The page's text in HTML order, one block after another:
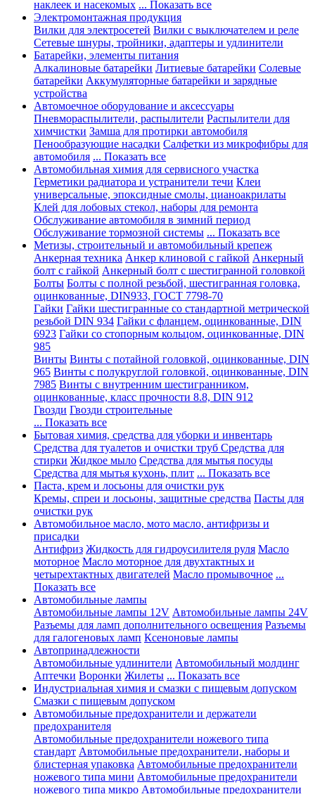
наклеек и насекомых ... Показать все
Электромонтажная продукция
Вилки для электросетей Вилки с выключателем и реле
Сетевые шнуры, тройники, адаптеры и удлинители
Батарейки, элементы питания
Алкалиновые батарейки Литиевые батарейки Солевые
батарейки Аккумуляторные батарейки и зарядные
устройства
Автомоечное оборудование и аксессуары
Пневмораспылители, распылители Распылители для
химчистки Замша для протирки автомобиля
Пенообразующие насадки Салфетки из микрофибры для
автомобиля ... Показать все
Автомобильная химия для сервисного участка
Герметики радиатора и устранители течи Клеи
универсальные, эпоксидные смолы, цианоакрилаты
Клей для лобовых стекол, наборы для ремонта
Обслуживание автомобиля в зимний период
Обслуживание тормозной системы ... Показать все
Метизы, строительный и автомобильный крепеж
Анкерная техника Анкер клиновой с гайкой Анкерный
болт с гайкой Анкерный болт с шестигранной головкой
Болты Болты с полной резьбой, шестигранная головка,
оцинкованные, DIN933, ГОСТ 7798-70
Гайки Гайки шестигранные со стандартной метрической
резьбой DIN 934 Гайки с фланцем, оцинкованные, DIN
6923 Гайки со стопорным кольцом, оцинкованные, DIN
985
Винты Винты с потайной головкой, оцинкованные, DIN
965 Винты с полукруглой головкой, оцинкованные, DIN
7985 Винты с внутренним шестигранником,
оцинкованные, класс прочности 8.8, DIN 912
Гвозди Гвозди строительные
... Показать все
Бытовая химия, средства для уборки и инвентарь
Средства для туалетов и очистки труб Средства для
стирки Жидкое мыло Средства для мытья посуды
Средства для мытья кухонь, плит ... Показать все
Паста, крем и лосьоны для очистки рук
Кремы, спреи и лосьоны, защитные средства Пасты для
очистки рук
Автомобильное масло, мото масло, антифризы и
присадки
Антифриз Жидкость для гидроусилителя руля Масло
моторное Масло моторное для двухтактных и
четырехтактных двигателей Масло промывочное ...
Показать все
Автомобильные лампы
Автомобильные лампы 12V Автомобильные лампы 24V
Разъемы для ламп дополнительного освещения Разъемы
для галогеновых ламп Ксеноновые лампы
Автопринадлежности
Автомобильные удлинители Автомобильный молдинг
Аптечки Воронки Жилеты ... Показать все
Индустриальная химия и смазки с пищевым допуском
Смазки с пищевым допуском
Автомобильные предохранители и держатели
предохранителя
Автомобильные предохранители ножевого типа
стандарт Автомобильные предохранители, наборы и
блистерная упаковка Автомобильные предохранители
ножевого типа мини Автомобильные предохранители
ножевого типа микро Автомобильные предохранители